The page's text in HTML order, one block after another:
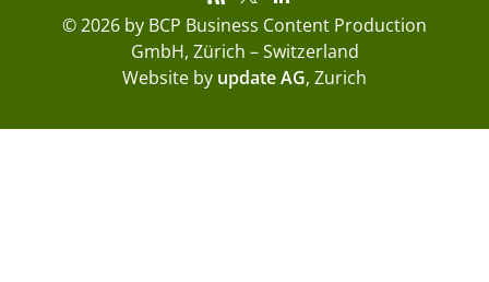
© 2026 by BCP Business Content Production
GmbH, Zürich – Switzerland
Website by update AG, Zurich